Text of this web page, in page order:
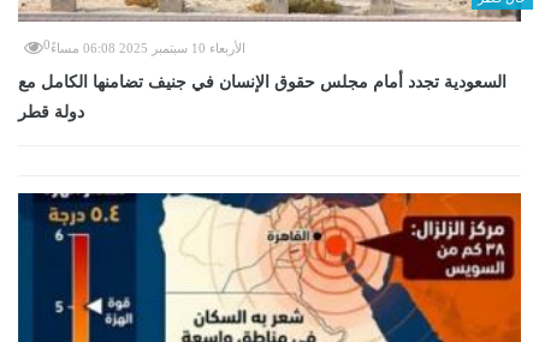
الأربعاء 10 سبتمبر 2025 06:08 مساءً 0
السعودية تجدد أمام مجلس حقوق الإنسان في جنيف تضامنها الكامل مع
دولة قطر